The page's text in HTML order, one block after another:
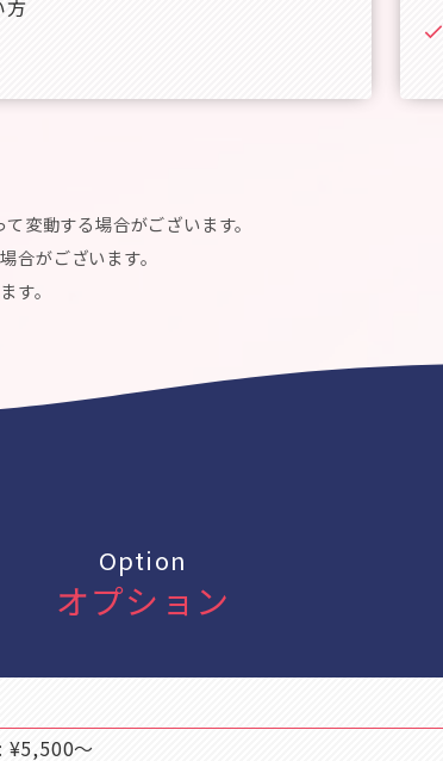
変動する場合がございます。
合がございます。
す。
Option
オプション
¥5,500〜